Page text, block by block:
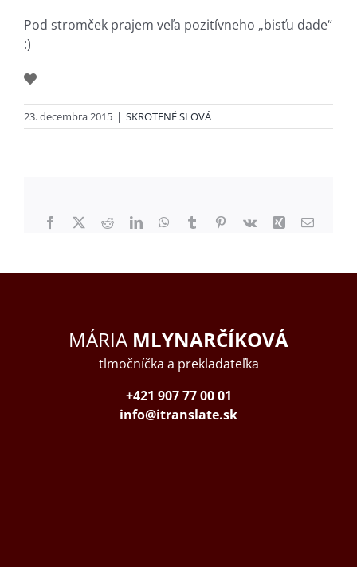
Pod stromček prajem veľa pozitívneho „bisťu dade“
:)
23. decembra 2015 | SKROTENÉ SLOVÁ
Facebook
X RedditLinkedInWhatsApp
TumblrPinterest
Vk Xing Email
MÁRIA MLYNARČÍKOVÁ
tlmočníčka a prekladateľka
+421 907 77 00 01
info@itranslate.sk